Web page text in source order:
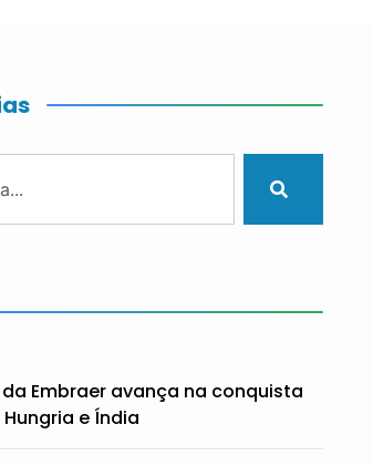
Embraer avança na conquista
e Índia